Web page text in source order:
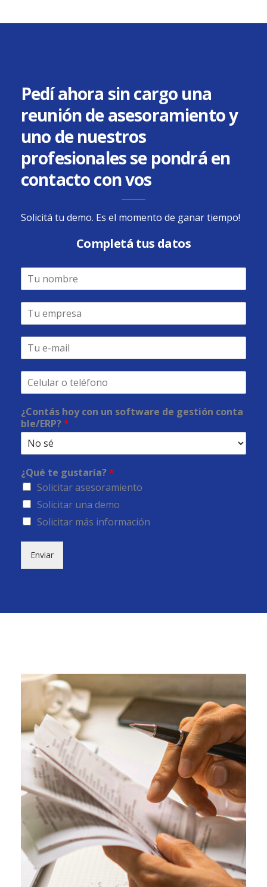
Pedí ahora sin cargo una
reunión de asesoramiento y
uno de nuestros
profesionales se pondrá en
contacto con vos
Solicitá tu demo. Es el momento de ganar tiempo!
Completá tus datos
¿Contás hoy con un software de gestión conta
ble/ERP?*
¿Qué te gustaría?*
Solicitar asesoramiento
Solicitar una demo
Solicitar más información
Enviar